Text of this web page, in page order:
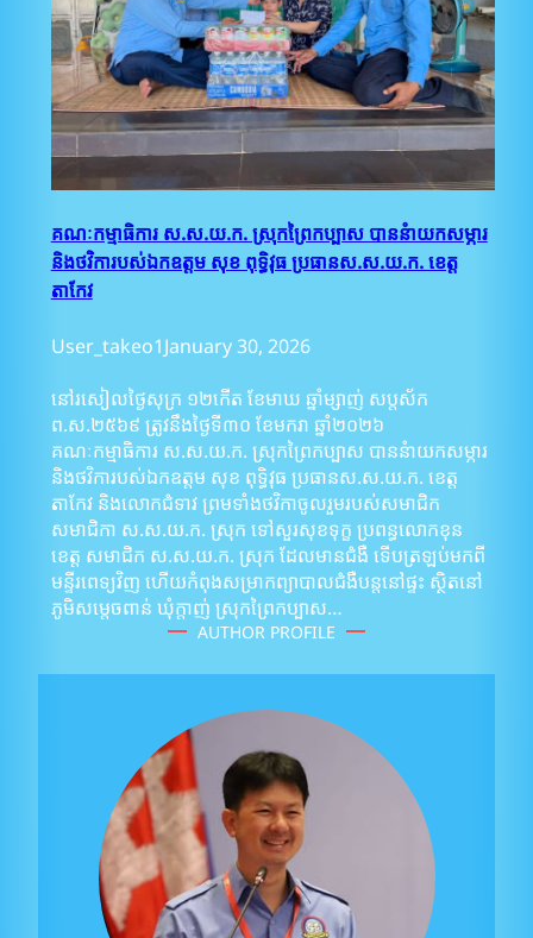
គណៈកម្មាធិការ ស.ស.យ.ក. ស្រុកព្រៃកប្បាស បាននំាយកសម្ភារ
និងថវិការបស់ឯកឧត្តម សុខ ពុទ្ធិវុធ ប្រធានស.ស.យ.ក. ខេត្ត
តាកែវ
User_takeo1January 30, 2026
នៅរសៀលថ្ងៃសុក្រ ១២កើត ខែមាឃ ឆ្នាំម្សាញ់ សប្តស័ក
ព.ស.២៥៦៩ ត្រូវនឹងថ្ងៃទី៣០ ខែមករា ឆ្នាំ២០២៦
គណៈកម្មាធិការ ស.ស.យ.ក. ស្រុកព្រៃកប្បាស បាននំាយកសម្ភារ
និងថវិការបស់ឯកឧត្តម សុខ ពុទ្ធិវុធ ប្រធានស.ស.យ.ក. ខេត្ត
តាកែវ និងលោកជំទាវ ព្រមទាំងថវិកាចូលរួមរបស់សមាជិក
សមាជិកា ស.ស.យ.ក. ស្រុក ទៅសួរសុខទុក្ខ ប្រពន្ធលោកខុន​​
ខេត្ត សមាជិក ស.ស.យ.ក. ស្រុក ដែលមានជំងឺ ទើបត្រឡប់មកពី
មន្ទីរពេទ្យវិញ ហើយកំពុងសម្រាកព្យាបាលជំងឺបន្តនៅផ្ទះ ស្ថិតនៅ
ភូមិសម្តេចពាន់ ឃុំក្តាញ់ ស្រុកព្រៃកប្បាស…
AUTHOR PROFILE